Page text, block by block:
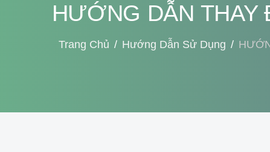
HƯỚNG DẪN THAY
Trang Chủ Hướng Dẫn Sử Dụng